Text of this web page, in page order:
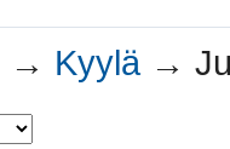
→ Kyylä →